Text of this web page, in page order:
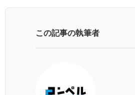
この記事の執筆者